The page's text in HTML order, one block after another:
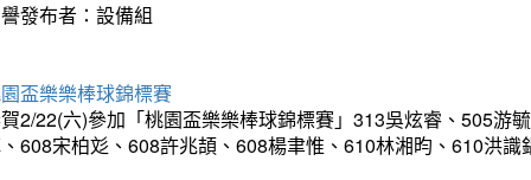
發布者：設備組
盃樂樂棒球錦標賽
2/22(六)參加「桃園盃樂樂棒球錦標賽」313吳炫睿、505游
608宋柏彣、608許兆頡、608楊聿惟、610林湘昀、610洪